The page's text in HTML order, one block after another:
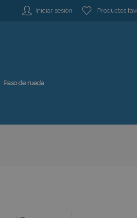
Iniciar sesión Productos
Paso de rueda